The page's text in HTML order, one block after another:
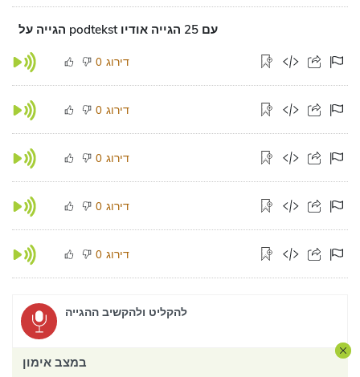
הגייה על podtekst עם 25 הגייה אודיו
0 דירוג
0 דירוג
0 דירוג
0 דירוג
0 דירוג
להקליט ולהקשיב ההגייה
במצב אימון